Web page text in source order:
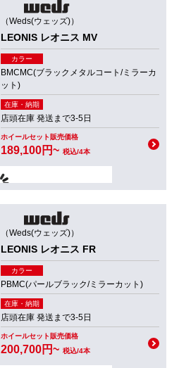
（Weds(ウェッズ)）
LEONIS レオニス MV
カラー
BMCMC(ブラックメタルコート/ミラーカ
ット)
在庫・納期
店頭在庫 発送まで3-5日
ホイールセット販売価格
189,100円~ 税込/4本
（Weds(ウェッズ)）
LEONIS レオニス FR
カラー
PBMC(パールブラック/ミラーカット)
在庫・納期
店頭在庫 発送まで3-5日
ホイールセット販売価格
200,700円~ 税込/4本